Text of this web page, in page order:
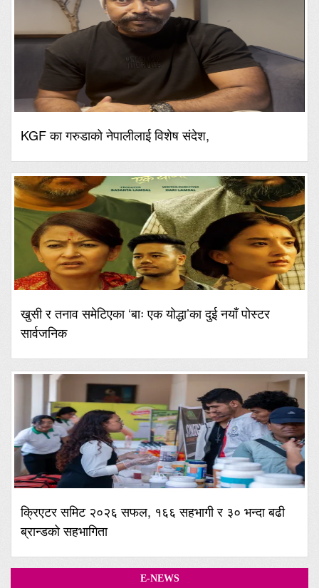
KGF का गरुडाको नेपालीलाई विशेष संदेश,
खुसी र तनाव समेटिएका ‘बाः एक योद्धा’का दुई नयाँ पोस्टर
सार्वजनिक
क्रिएटर समिट २०२६ सफल, १६६ सहभागी र ३० भन्दा बढी
ब्रान्डको सहभागिता
E-NEWS